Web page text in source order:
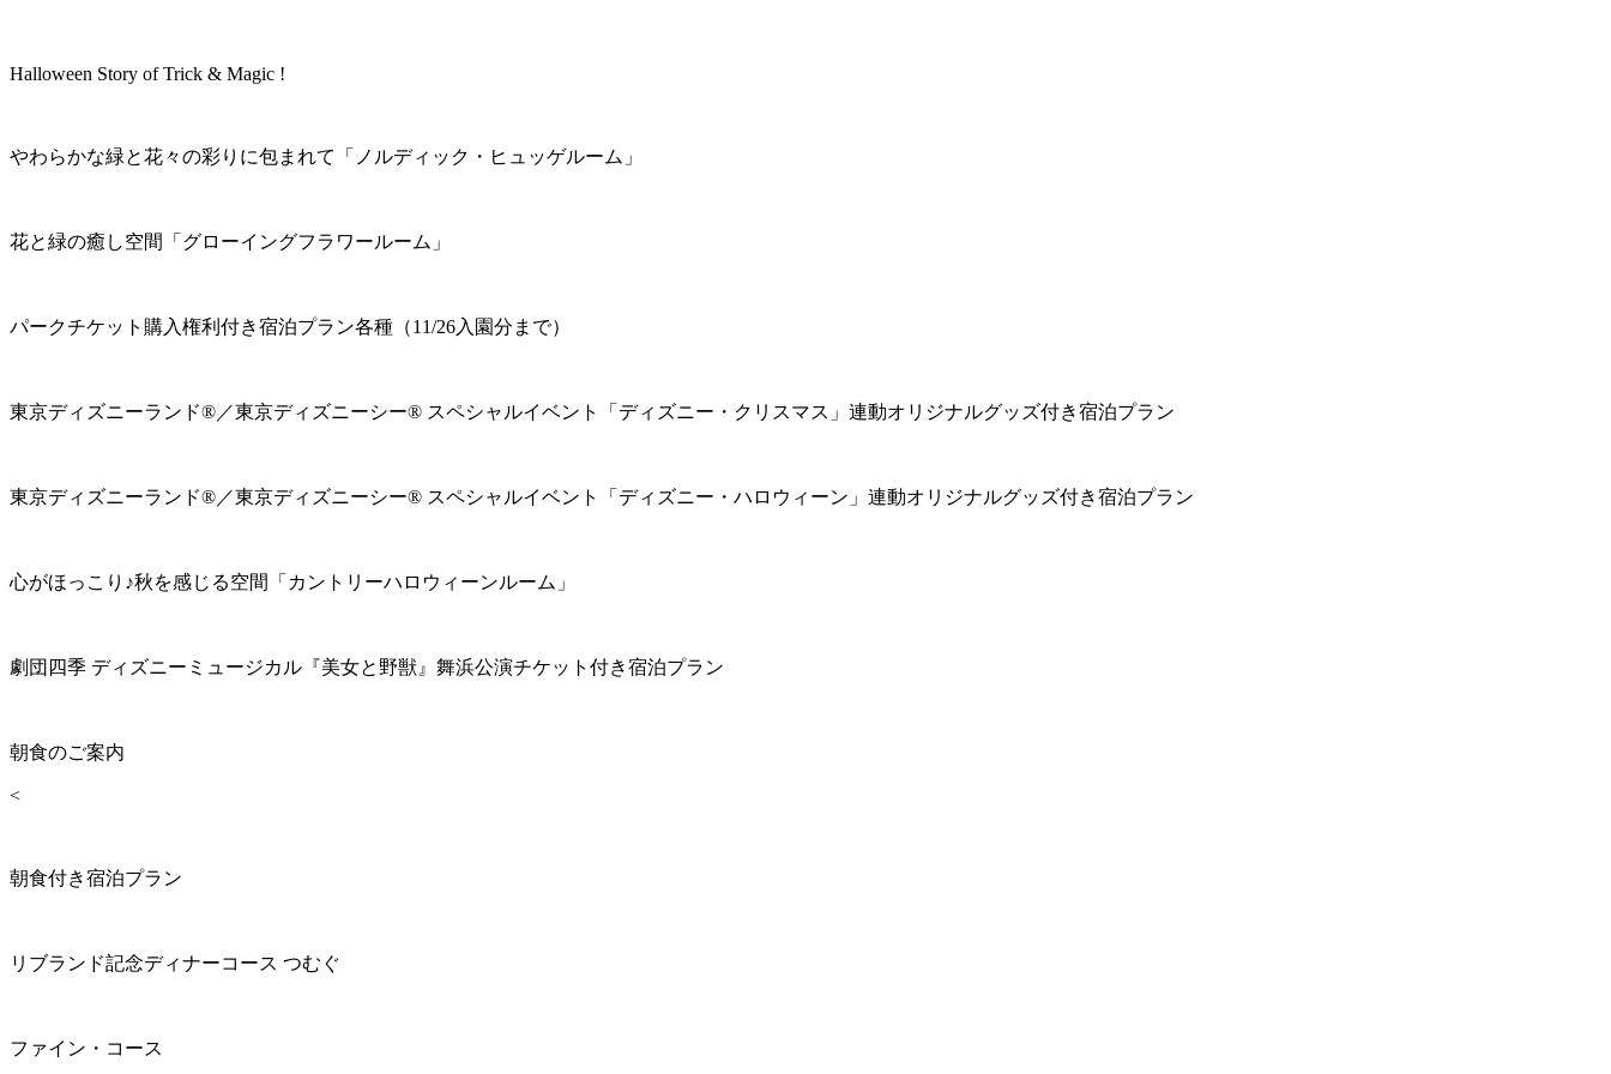
Halloween Story of Trick & Magic !
やわらかな緑と花々の彩りに包まれて「ノルディック・ヒュッゲルーム」
花と緑の癒し空間「グローイングフラワールーム」
パークチケット購入権利付き宿泊プラン各種（11/26入園分まで）
東京ディズニーランド®／東京ディズニーシー® スペシャルイベント「ディズニー・クリスマス」連動オリジナルグッズ付き宿泊プラン
東京ディズニーランド®／東京ディズニーシー® スペシャルイベント「ディズニー・ハロウィーン」連動オリジナルグッズ付き宿泊プラン
心がほっこり♪秋を感じる空間「カントリーハロウィーンルーム」
劇団四季 ディズニーミュージカル『美女と野獣』舞浜公演チケット付き宿泊プラン
朝食のご案内
<
朝食付き宿泊プラン
リブランド記念ディナーコース つむぐ
ファイン・コース